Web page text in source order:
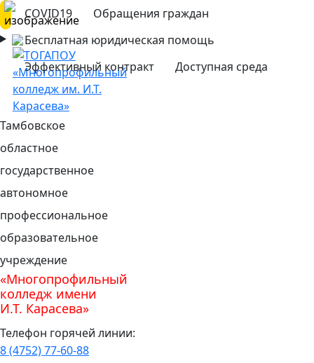
COVID19
Обращения граждан
Бесплатная юридическая помощь
Эффективный контракт
Доступная среда
Тамбовское
областное
государственное
автономное
профессиональное
образовательное
учреждение
«Многопрофильный
колледж имени
И.Т. Карасева»
Телефон горячей линии:
8 (4752) 77-60-88